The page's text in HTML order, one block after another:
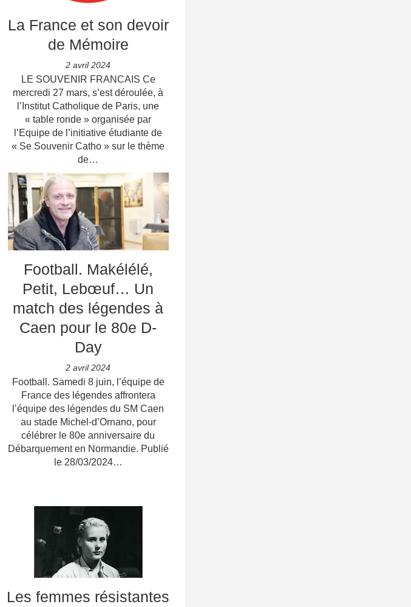
La France et son devoir
de Mémoire
2 avril 2024
LE SOUVENIR FRANCAIS Ce
mercredi 27 mars, s’est déroulée, à
l’Institut Catholique de Paris, une
« table ronde » organisée par
l’Equipe de l’initiative étudiante de
« Se Souvenir Catho » sur le thème
de…
Football. Makélélé,
Petit, Lebœuf… Un
match des légendes à
Caen pour le 80e D-
Day
2 avril 2024
Football. Samedi 8 juin, l’équipe de
France des légendes affrontera
l’équipe des légendes du SM Caen
au stade Michel-d’Ornano, pour
célébrer le 80e anniversaire du
Débarquement en Normandie. Publié
le 28/03/2024…
Les femmes résistantes